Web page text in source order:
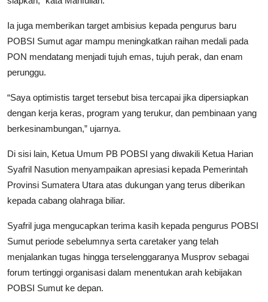
Ia juga memberikan target ambisius kepada pengurus baru
POBSI Sumut agar mampu meningkatkan raihan medali pada
PON mendatang menjadi tujuh emas, tujuh perak, dan enam
perunggu.
“Saya optimistis target tersebut bisa tercapai jika dipersiapkan
dengan kerja keras, program yang terukur, dan pembinaan yang
berkesinambungan,” ujarnya.
Di sisi lain, Ketua Umum PB POBSI yang diwakili Ketua Harian
Syafril Nasution menyampaikan apresiasi kepada Pemerintah
Provinsi Sumatera Utara atas dukungan yang terus diberikan
kepada cabang olahraga biliar.
Syafril juga mengucapkan terima kasih kepada pengurus POBSI
Sumut periode sebelumnya serta caretaker yang telah
menjalankan tugas hingga terselenggaranya Musprov sebagai
forum tertinggi organisasi dalam menentukan arah kebijakan
POBSI Sumut ke depan.